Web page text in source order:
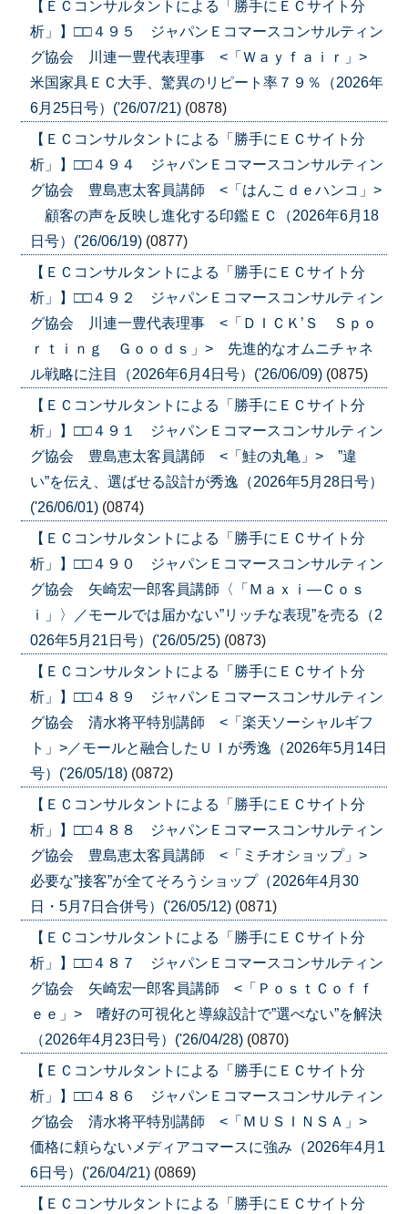
【ＥＣコンサルタントによる「勝手にＥＣサイト分
析」】□□４９５ ジャパンＥコマースコンサルティン
グ協会 川連一豊代表理事 <「Ｗａｙｆａｉｒ」>
米国家具ＥＣ大手、驚異のリピート率７９％（2026年
6月25日号）('26/07/21) (0878)
【ＥＣコンサルタントによる「勝手にＥＣサイト分
析」】□□４９４ ジャパンＥコマースコンサルティン
グ協会 豊島恵太客員講師 <「はんこｄｅハンコ」>
顧客の声を反映し進化する印鑑ＥＣ（2026年6月18
日号）('26/06/19) (0877)
【ＥＣコンサルタントによる「勝手にＥＣサイト分
析」】□□４９２ ジャパンＥコマースコンサルティン
グ協会 川連一豊代表理事 <「ＤＩＣＫ’Ｓ Ｓｐｏ
ｒｔｉｎｇ Ｇｏｏｄｓ」> 先進的なオムニチャネ
ル戦略に注目（2026年6月4日号）('26/06/09) (0875)
【ＥＣコンサルタントによる「勝手にＥＣサイト分
析」】□□４９１ ジャパンＥコマースコンサルティン
グ協会 豊島恵太客員講師 <「鮭の丸亀」> ”違
い”を伝え、選ばせる設計が秀逸（2026年5月28日号）
('26/06/01) (0874)
【ＥＣコンサルタントによる「勝手にＥＣサイト分
析」】□□４９０ ジャパンＥコマースコンサルティン
グ協会 矢崎宏一郎客員講師〈「Ｍａｘｉ―Ｃｏｓ
ｉ」〉／モールでは届かない”リッチな表現”を売る（2
026年5月21日号）('26/05/25) (0873)
【ＥＣコンサルタントによる「勝手にＥＣサイト分
析」】□□４８９ ジャパンＥコマースコンサルティン
グ協会 清水将平特別講師 <「楽天ソーシャルギフ
ト」>／モールと融合したＵＩが秀逸（2026年5月14日
号）('26/05/18) (0872)
【ＥＣコンサルタントによる「勝手にＥＣサイト分
析」】□□４８８ ジャパンＥコマースコンサルティン
グ協会 豊島恵太客員講師 <「ミチオショップ」>
必要な”接客”が全てそろうショップ（2026年4月30
日・5月7日合併号）('26/05/12) (0871)
【ＥＣコンサルタントによる「勝手にＥＣサイト分
析」】□□４８７ ジャパンＥコマースコンサルティン
グ協会 矢崎宏一郎客員講師 <「ＰｏｓｔＣｏｆｆ
ｅｅ」> 嗜好の可視化と導線設計で”選べない”を解決
（2026年4月23日号）('26/04/28) (0870)
【ＥＣコンサルタントによる「勝手にＥＣサイト分
析」】□□４８６ ジャパンＥコマースコンサルティン
グ協会 清水将平特別講師 <「ＭＵＳＩＮＳＡ」>
価格に頼らないメディアコマースに強み（2026年4月1
6日号）('26/04/21) (0869)
【ＥＣコンサルタントによる「勝手にＥＣサイト分